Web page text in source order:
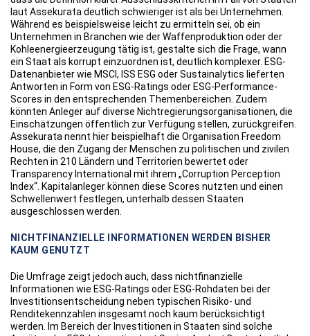
laut Assekurata deutlich schwieriger ist als bei Unternehmen.
Während es beispielsweise leicht zu ermitteln sei, ob ein
Unternehmen in Branchen wie der Waffenproduktion oder der
Kohleenergieerzeugung tätig ist, gestalte sich die Frage, wann
ein Staat als korrupt einzuordnen ist, deutlich komplexer. ESG-
Datenanbieter wie MSCI, ISS ESG oder Sustainalytics lieferten
Antworten in Form von ESG-Ratings oder ESG-Performance-
Scores in den entsprechenden Themenbereichen. Zudem
könnten Anleger auf diverse Nichtregierungsorganisationen, die
Einschätzungen öffentlich zur Verfügung stellen, zurückgreifen.
Assekurata nennt hier beispielhaft die Organisation Freedom
House, die den Zugang der Menschen zu politischen und zivilen
Rechten in 210 Ländern und Territorien bewertet oder
Transparency International mit ihrem „Corruption Perception
Index“. Kapitalanleger können diese Scores nutzten und einen
Schwellenwert festlegen, unterhalb dessen Staaten
ausgeschlossen werden.
NICHTFINANZIELLE INFORMATIONEN WERDEN BISHER
KAUM GENUTZT
Die Umfrage zeigt jedoch auch, dass nichtfinanzielle
Informationen wie ESG-Ratings oder ESG-Rohdaten bei der
Investitionsentscheidung neben typischen Risiko- und
Renditekennzahlen insgesamt noch kaum berücksichtigt
werden. Im Bereich der Investitionen in Staaten sind solche